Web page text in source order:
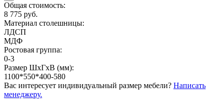
Общая стоимость:
8 775 руб.
Материал столешницы:
ЛДСП
МДФ
Ростовая группа:
0-3
Размер ШхГхВ (мм):
1100*550*400-580
Вас интересует индивидуальный размер мебели? Написать
менеджеру.